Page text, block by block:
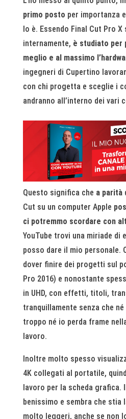
primo posto per importanza
lo è. Essendo Final Cut Pro X
internamente, è studiato
meglio e al massimo
ingegneri di Cupertino
con chi progetta e sceglie i
andranno all’interno dei vari
Questo significa che a parità
Cut su un computer Apple
ci potremmo scordare con
YouTube trovi una miriade di
posso dare il mio personale.
dover finire dei progetti sul
Pro 2016) e nonostante
in UHD, con effetti, titoli,
tranquillamente senza che
troppo né io perda frame
lavoro.
Inoltre molto spesso
4K collegati al portatile,
lavoro per la scheda grafica.
benissimo e sembra che stia
molto leggeri, anche se non